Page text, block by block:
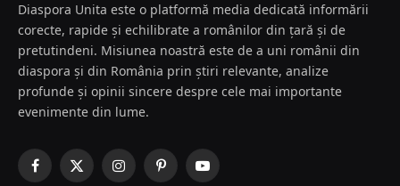
Diaspora Unita este o platformă media dedicată informării
corecte, rapide și echilibrate a românilor din țară și de
pretutindeni. Misiunea noastră este de a uni românii din
diaspora și din România prin știri relevante, analize
profunde și opinii sincere despre cele mai importante
evenimente din lume.
Facebook
X
InstagramPinterestYouTube